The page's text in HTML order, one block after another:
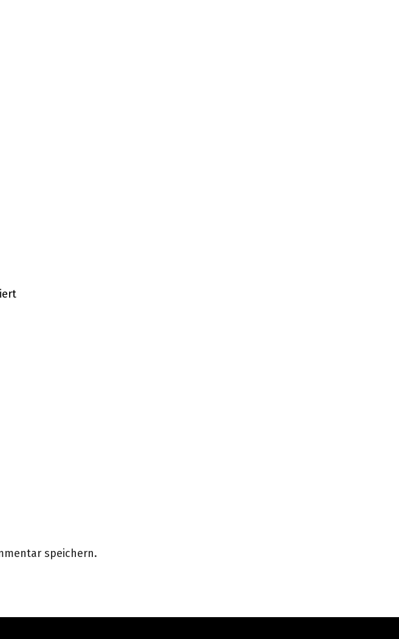
speichern.